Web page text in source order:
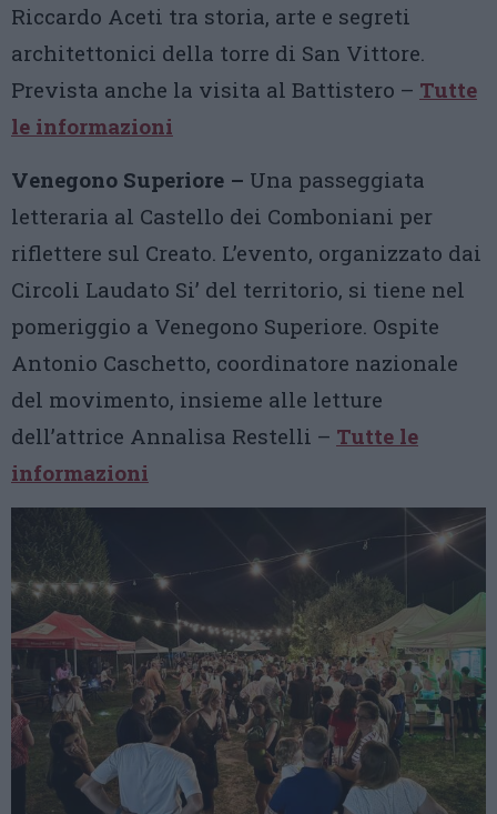
Riccardo Aceti tra storia, arte e segreti
architettonici della torre di San Vittore.
Prevista anche la visita al Battistero – Tutte
le informazioni
Venegono Superiore – Una passeggiata
letteraria al Castello dei Comboniani per
riflettere sul Creato. L’evento, organizzato dai
Circoli Laudato Si’ del territorio, si tiene nel
pomeriggio a Venegono Superiore. Ospite
Antonio Caschetto, coordinatore nazionale
del movimento, insieme alle letture
dell’attrice Annalisa Restelli – Tutte le
informazioni